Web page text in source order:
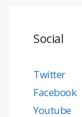
Social
Twitter
Facebook
Youtube